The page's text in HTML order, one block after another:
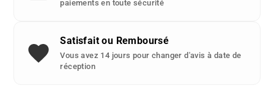
paiements en toute sécurité
Satisfait ou Remboursé
Vous avez 14 jours pour changer d'avis à date de
réception